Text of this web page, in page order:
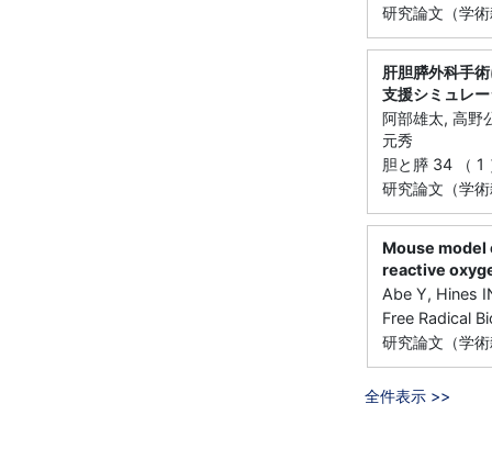
研究論文（学
肝胆膵外科手
支援シミュレ
阿部雄太, 高野
元秀
胆と膵 34 （
研究論文（学
Mouse
reactive
Abe Y, Hines
Free Radical
研究論文（学
全件表示 >>